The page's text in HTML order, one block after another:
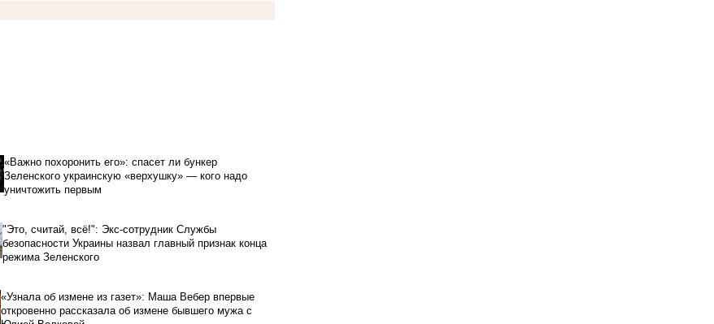
«Важно похоронить его»: спасет ли бункер
Зеленского украинскую «верхушку» — кого надо
уничтожить первым
"Это, считай, всё!": Экс-сотрудник Службы
безопасности Украины назвал главный признак конца
режима Зеленского
«Узнала об измене из газет»: Маша Вебер впервые
откровенно рассказала об измене бывшего мужа с